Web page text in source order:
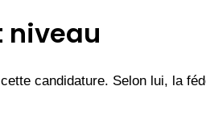
niveau
candidature. Selon lui, la